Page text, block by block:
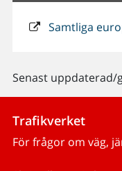
Samtliga
Senast uppdaterad/
Trafikverket
För frågor om väg,